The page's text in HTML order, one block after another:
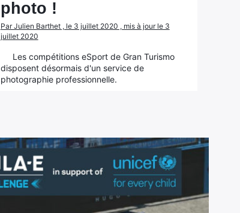
photo !
Par Julien Barthet , le 3 juillet 2020 , mis à jour le 3
juillet 2020
Les compétitions eSport de Gran Turismo
disposent désormais d'un service de
photographie professionnelle.